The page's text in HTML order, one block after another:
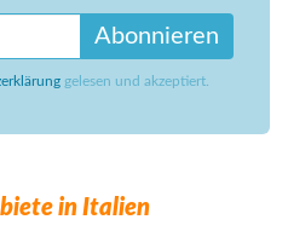
Abonnieren
gelesen und akzeptiert.
in Italien